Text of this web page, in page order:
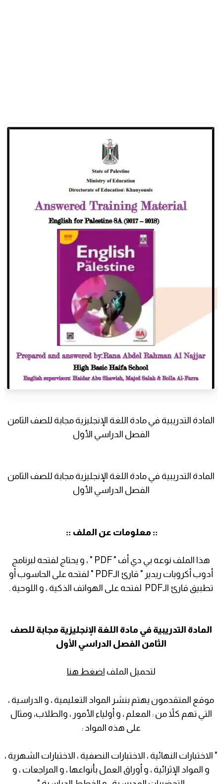
المادة التدريبية في مادة اللغة الإنجليزية مجابة للصف الثامن
الفصل الدراسي الأول
المادة التدريبية في مادة اللغة الإنجليزية مجابة للصف الثامن
الفصل الدراسي الأول
:: معلومات عن الملف ::
هذا الملف نوعه بي دي أف " PDF " ، و يحتاج لفتحه لبرنامج
أدوب أكروبات ريدير " قارئ الـPDF " لفتحه على الحاسوب أو
تطبيق قارئ الـPDF لفتحه على الهواتف الذكية ، و اللوحية .
المادة التدريبية في مادة اللغة الإنجليزية مجابة للصف
الثامن الفصل الدراسي الأول
لتحميل الملف اضغط هنا
موقع المتقدمون يهتم بنشر المواد التعليمية ، و الدراسية ،
التي تهم كلاً من : المعلم ، و أولياء الأمور ، والطلاب، ومثال
على هذه المواد :
" الاختبارات النهائية ، الاختبارات النصفية ، الاختبارات الشهرية ،
و المواد الإثرائية ، و أوراق العمل بأنواعها ، و المراجعات ، و